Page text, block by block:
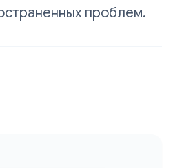
проблем.